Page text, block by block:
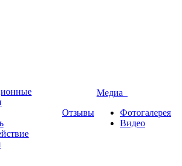
Отзывы
Медиа
Фотогалерея
Видео